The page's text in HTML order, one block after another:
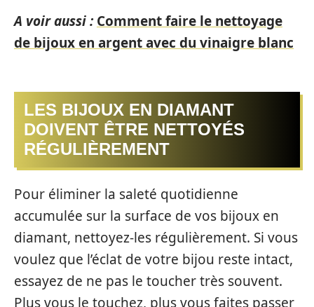
A voir aussi : Comment faire le nettoyage
de bijoux en argent avec du vinaigre blanc
LES BIJOUX EN DIAMANT
DOIVENT ÊTRE NETTOYÉS
RÉGULIÈREMENT
Pour éliminer la saleté quotidienne
accumulée sur la surface de vos bijoux en
diamant, nettoyez-les régulièrement. Si vous
voulez que l’éclat de votre bijou reste intact,
essayez de ne pas le toucher très souvent.
Plus vous le touchez, plus vous faites passer